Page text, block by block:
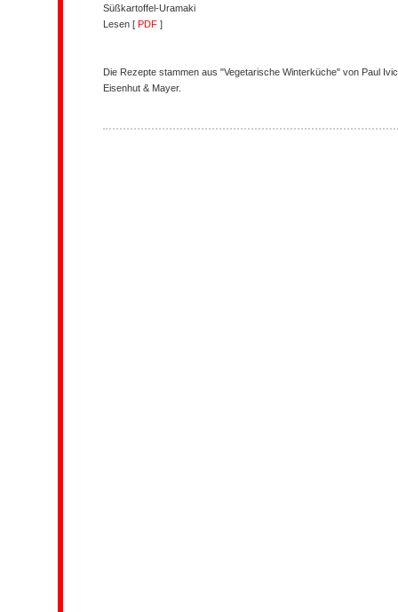
Süßkartoffel-Uramaki
Lesen [ PDF ]
Die Rezepte stammen aus "Vegetarische Winterküche" von Paul
Eisenhut & Mayer.